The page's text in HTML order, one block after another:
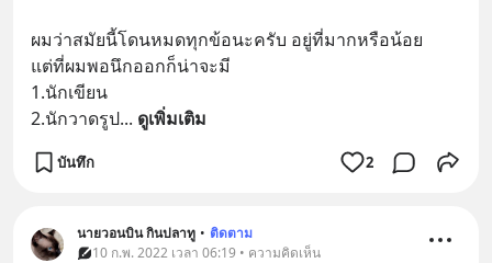
ผมว่าสมัยนี้โดนหมดทุกข้อนะครับ อยู่ที่มากหรือน้อย
แต่ที่ผมพอนึกออกก็น่าจะมี
1.นักเขียน
2.นักวาดรูป... ดูเพิ่มเติม
บันทึก 2
นายวอนบิน กินปลาทู • ติดตาม
10 ก.พ. 2022 เวลา 06:19 • ความคิดเห็น